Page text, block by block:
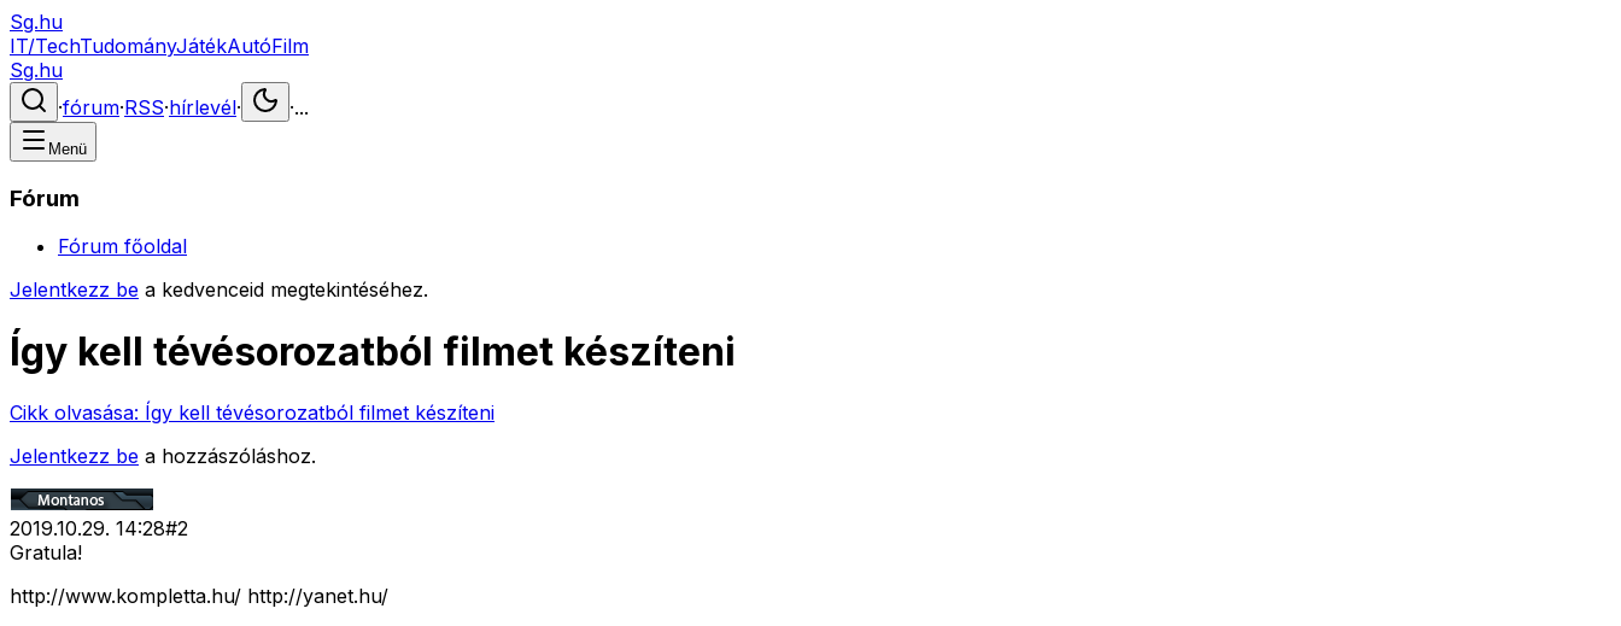
Sg.hu
IT/TechTudományJátékAutóFilm
Sg.hu
·fórum·RSS·hírlevél· ·...
Menü
Fórum
Fórum főoldal
Jelentkezz be a kedvenceid megtekintéséhez.
Így kell tévésorozatból filmet készíteni
Cikk olvasása: Így kell tévésorozatból filmet készíteni
Jelentkezz be a hozzászóláshoz.
2019.10.29. 14:28#2
Gratula!
http://www.kompletta.hu/ http://yanet.hu/